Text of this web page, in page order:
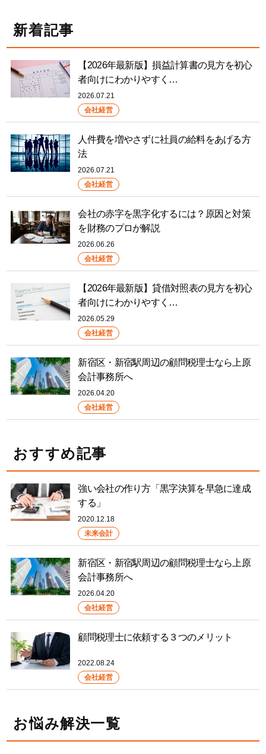
新着記事
【2026年最新版】損益計算書の見方を初心
者向けにわかりやすく…
2026.07.21
会社経営
人件費を増やさずに社員の給料をあげる方
法
2026.07.21
会社経営
会社の赤字を黒字化するには？原因と対策
を財務のプロが解説
2026.06.26
会社経営
【2026年最新版】貸借対照表の見方を初心
者向けにわかりやすく…
2026.05.29
会社経営
新宿区・新宿駅周辺の顧問税理士なら上原
会計事務所へ
2026.04.20
会社経営
おすすめ記事
強い会社の作り方「黒字決算を早急に達成
する」
2020.12.18
未来会計
新宿区・新宿駅周辺の顧問税理士なら上原
会計事務所へ
2026.04.20
会社経営
顧問税理士に依頼する３つのメリット
2022.08.24
会社経営
お悩み解決一覧